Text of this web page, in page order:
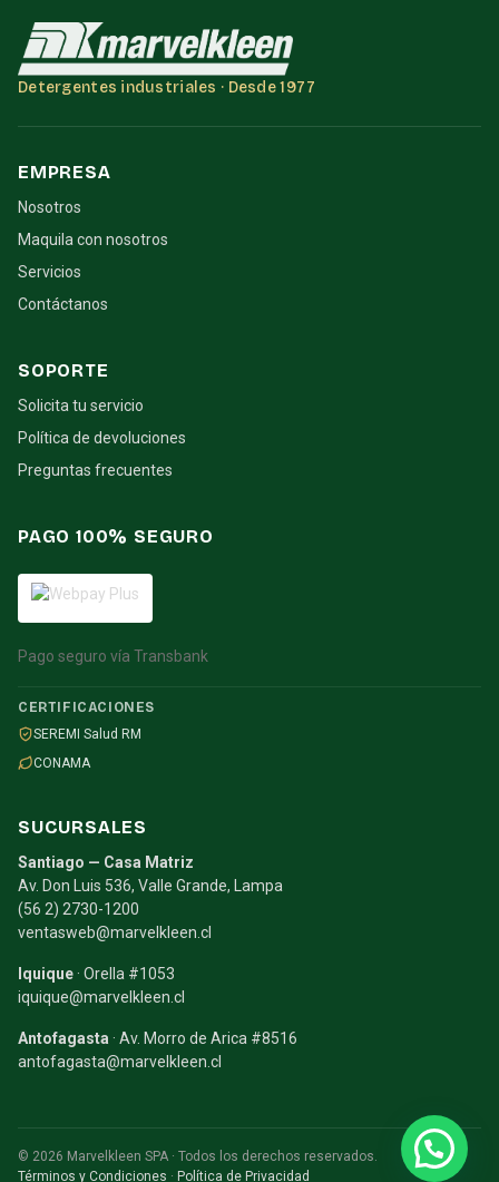
Detergentes industriales · Desde 1977
EMPRESA
Nosotros
Maquila con nosotros
Servicios
Contáctanos
SOPORTE
Solicita tu servicio
Política de devoluciones
Preguntas frecuentes
PAGO 100% SEGURO
Pago seguro vía Transbank
CERTIFICACIONES
SEREMI Salud RM
CONAMA
SUCURSALES
Santiago — Casa Matriz
Av. Don Luis 536, Valle Grande, Lampa
(56 2) 2730-1200
ventasweb@marvelkleen.cl
Iquique · Orella #1053
iquique@marvelkleen.cl
Antofagasta · Av. Morro de Arica #8516
antofagasta@marvelkleen.cl
© 2026 Marvelkleen SPA · Todos los derechos reservados.
Términos y Condiciones · Política de Privacidad